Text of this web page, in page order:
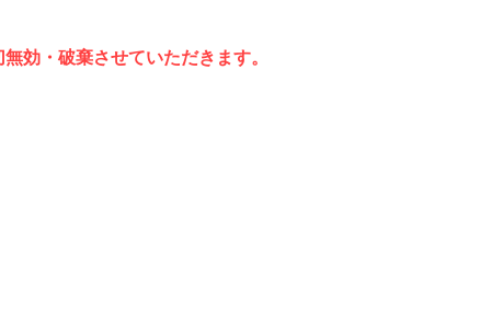
効・破棄させていただきます。